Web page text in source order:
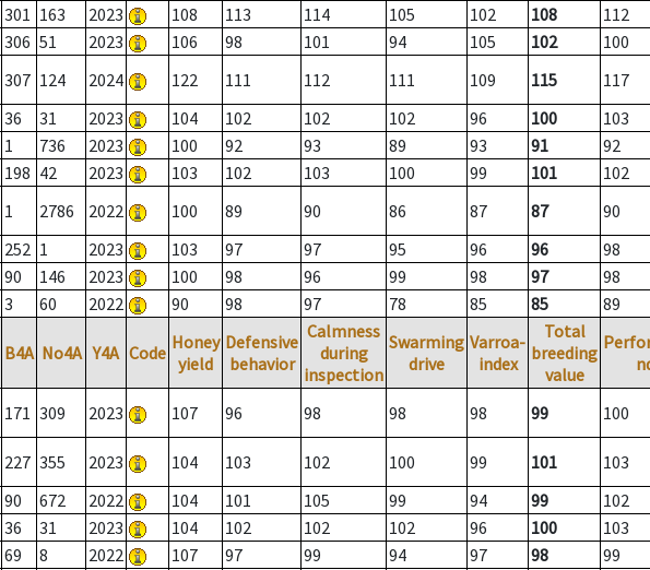
301 163 2023 108 113 114 105 102 108
112
306 51 2023 106 98 101 94 105 102
100
307 124 2024 122 111 112 111 109 115
117
36 31 2023 104 102 102 102 96 100
103
1 736 2023 100 92 93 89 93 91
92
198 42 2023 103 102 103 100 99 101
102
1 2786 2022 100 89 90 86 87 87
90
252 1 2023 103 97 97 95 96 96
98
90 146 2023 100 98 96 99 98 97
98
3 60 2022 90 98 97 78 85 85 89
B4A No4A Y4A Code Honey
yield
Defensive
behavior
Calmness
during
inspection
Swarming
drive
Varroa-
index
Total
breeding
value
171 309 2023 107 96 98 98 98 99 100
227 355 2023 104 103 102 100 99 101
103
90 672 2022 104 101 105 99 94 99
102
36 31 2023 104 102 102 102 96 100
103
69 8 2022 107 97 99 94 97 98
99